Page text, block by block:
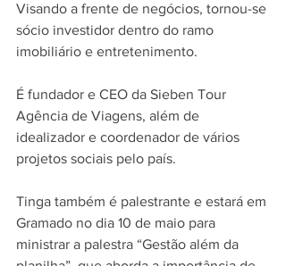
Visando a frente de negócios, tornou-se
sócio investidor dentro do ramo
imobiliário e entretenimento.
É fundador e CEO da Sieben Tour
Agência de Viagens, além de
idealizador e coordenador de vários
projetos sociais pelo país.
Tinga também é palestrante e estará em
Gramado no dia 10 de maio para
ministrar a palestra “Gestão além da